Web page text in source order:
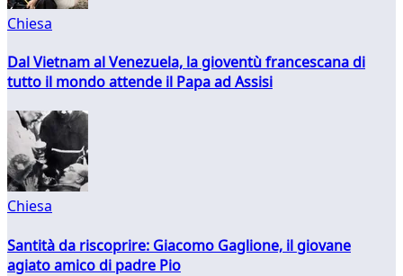
Chiesa
Dal Vietnam al Venezuela, la gioventù francescana di
tutto il mondo attende il Papa ad Assisi
Chiesa
Santità da riscoprire: Giacomo Gaglione, il giovane
agiato amico di padre Pio